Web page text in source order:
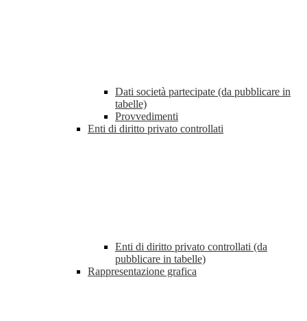
Dati società partecipate (da pubblicare in
tabelle)
Provvedimenti
Enti di diritto privato controllati
Enti di diritto privato controllati (da
pubblicare in tabelle)
Rappresentazione grafica